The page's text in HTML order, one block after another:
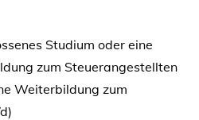
Studium oder eine
zum Steuerangestellten
Weiterbildung zum